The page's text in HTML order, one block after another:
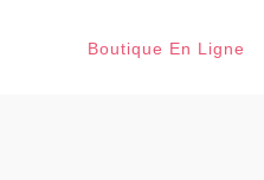
Boutique En Ligne